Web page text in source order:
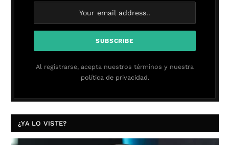
Al registrarse, acepta nuestros términos y nuestra
política de privacidad.
¿YA LO VISTE?